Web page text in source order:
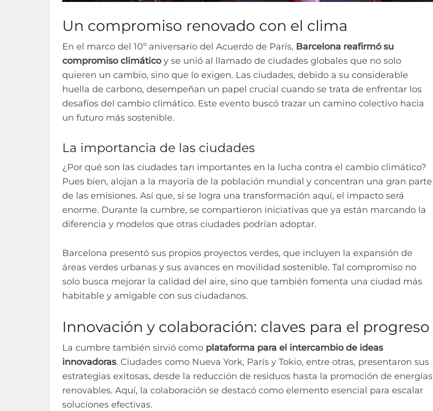
Un compromiso renovado con el clima
En el marco del 10º aniversario del Acuerdo de París, Barcelona reafirmó su
compromiso climáticoy se unió al llamado de ciudades globales que no solo
quieren un cambio, sino que lo exigen. Las ciudades, debido a su considerable
huella de carbono, desempeñan un papel crucial cuando se trata de enfrentar los
desafíos del cambio climático. Este evento buscó trazar un camino colectivo hacia
un futuro más sostenible.
La importancia de las ciudades
¿Por qué son las ciudades tan importantes en la lucha contra el cambio climático?
Pues bien, alojan a la mayoría de la población mundial y concentran una gran parte
de las emisiones. Así que, si se logra una transformación aquí, el impacto será
enorme. Durante la cumbre, se compartieron iniciativas que ya están marcando la
diferencia y modelos que otras ciudades podrían adoptar.
Barcelona presentó sus propios proyectos verdes, que incluyen la expansión de
áreas verdes urbanas y sus avances en movilidad sostenible. Tal compromiso no
solo busca mejorar la calidad del aire, sino que también fomenta una ciudad más
habitable y amigable con sus ciudadanos.
Innovación y colaboración: claves para el progreso
La cumbre también sirvió como plataforma para el intercambio de ideas
innovadoras. Ciudades como Nueva York, París y Tokio, entre otras, presentaron sus
estrategias exitosas, desde la reducción de residuos hasta la promoción de energías
renovables. Aquí, la colaboración se destacó como elemento esencial para escalar
soluciones efectivas.